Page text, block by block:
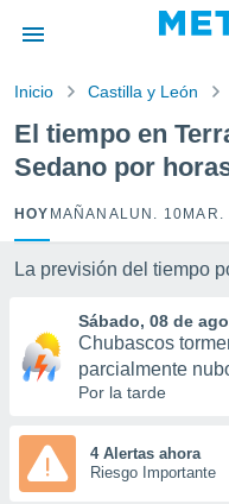
por
para
la
calidad.
a este
las
y
forma
Inicio Castilla y León
El tiempo en
Sedano por
HOY MAÑANA LUN. 10 MAR.
La previsión del tiempo
Sábado, 08 de
Chubascos
parcialmente
Por la tarde
4 Alertas ahora
Riesgo Importante